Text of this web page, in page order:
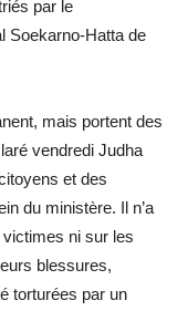
par le
Soekarno-Hatta de
mais portent des
vendredi Judha
et des
du ministère. Il n’a
victimes ni sur les
blessures,
torturées par un